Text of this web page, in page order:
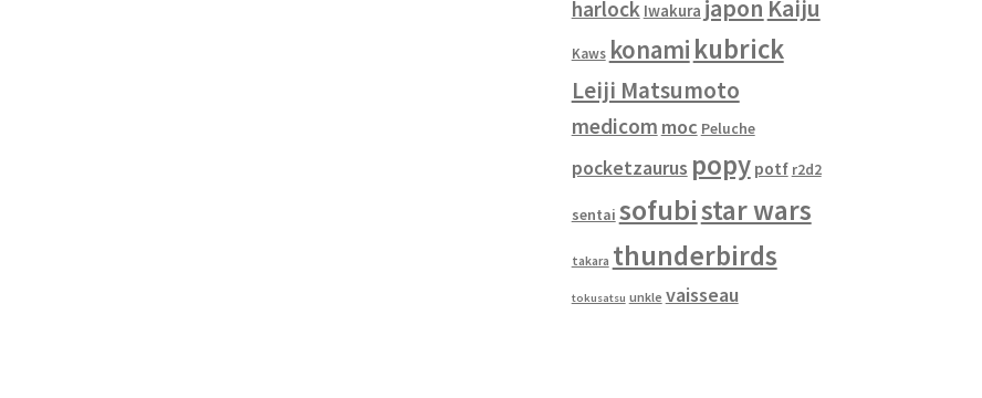
harlock Iwakura japon Kaiju
Kaws konami kubrick
Leiji Matsumoto
medicom moc Peluche
pocketzaurus popy potf r2d2
sentai sofubistar wars
takara thunderbirds
tokusatsu unkle vaisseau